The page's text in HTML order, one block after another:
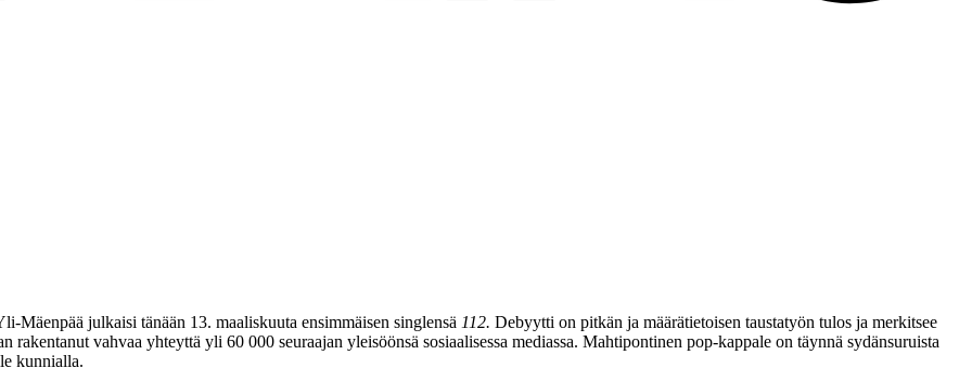
Mäenpää julkaisi tänään 13. maaliskuuta ensimmäisen singlensä 112. Debyytti on pitkän ja määrätietoisen taustatyön tulos ja merkitsee
vahvaa yhteyttä yli 60 000 seuraajan yleisöönsä sosiaalisessa mediassa. Mahtipontinen pop-kappale on täynnä sydänsuruista
kunnialla.